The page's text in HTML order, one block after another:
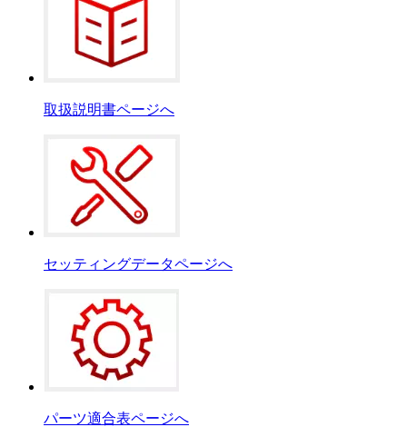
取扱説明書ページへ
セッティングデータページへ
パーツ適合表ページへ